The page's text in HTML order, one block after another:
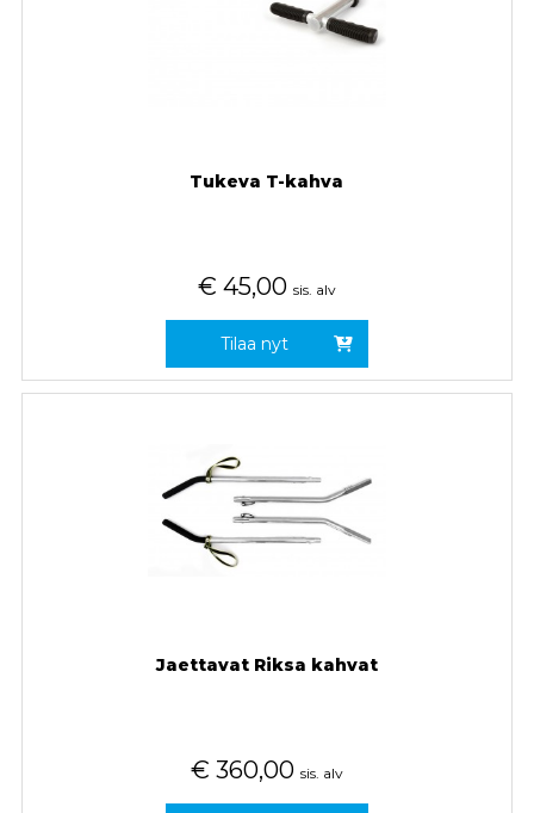
Tukeva T-kahva
€ 45,00 sis. alv
Tilaa nyt
Jaettavat Riksa kahvat
€ 360,00 sis. alv